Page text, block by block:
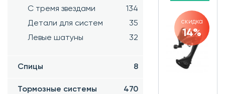
С тремя звездами
134
Детали для систем
35
Левые шатуны
32
Спицы 8
Тормозные системы 470
скидка
14%